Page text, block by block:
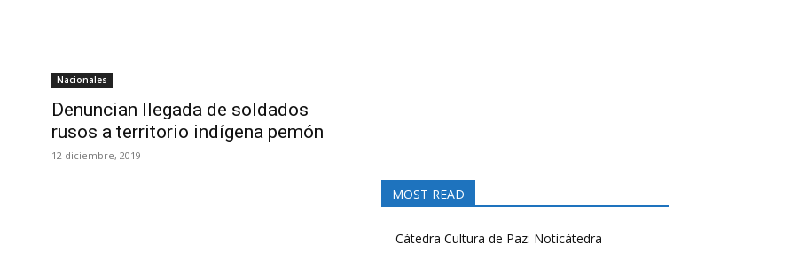
Nacionales
Denuncian llegada de soldados
rusos a territorio indígena pemón
12 diciembre, 2019
MOST READ
Cátedra Cultura de Paz: Noticátedra